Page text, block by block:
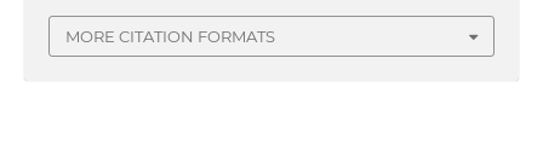
MORE CITATION FORMATS